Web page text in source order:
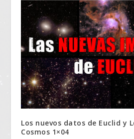
Los nuevos datos de Euclid y
Cosmos 1×04